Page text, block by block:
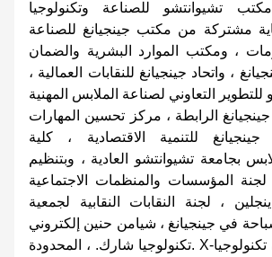
تشيوانتشو للصناعة وتكنولوجيا
مشتركة من مكتب جينجيانغ للصناعة
، ومكتب الموارد البشرية والضمان
، واتحاد جينجيانغ للنقابات العمالية ،
التعاوني لصناعة الملابس المهنية
الرابطة ، مركز تحسين المهارات
جينجيانغ للتنمية الاقتصادية ، كلية
بجامعة تشيوانتشو العادية ، وبتنظيم
المؤسسات والمنظمات الاجتماعية
، لجنة النقابات النقابية لجمعية
في جينجيانغ ، شيامن حنين إلكتروني
تكنولوجيا شارك. ، المحدودة. X-لي (شنغهاي) لون تكنولوجيا